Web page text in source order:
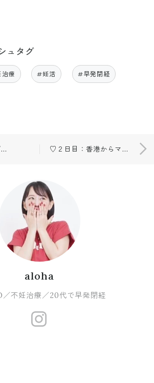
ュタグ
療 #妊活 #早発閉経
お気に入りすぎる雪肌精🫧 ♡２日目：香港からマカオへ🚢♡
aloha
不妊治療／20代で早発閉経